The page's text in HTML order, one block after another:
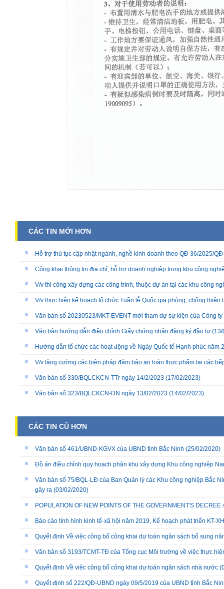
CÁC TIN MỚI HƠN
Hỗ trợ thủ tục cập nhật ngành, nghề kinh doanh theo QĐ 36/2025/
Công khai thông tin địa chỉ, hỗ trợ doanh nghiệp trong khu công
V/v thi công xây dựng các công trình, thuộc dự án tại các khu công
V/v thực hiện kế hoạch tổ chức Tuần lễ Quốc gia phòng, chống thiên
Văn bản số 20230523/MKT-EVENT mời tham dự sự kiện của Công
Văn bản hướng dẫn điều chỉnh Giấy chứng nhận đăng ký đầu tư (13/
Hướng dẫn tổ chức các hoạt động về Ngày Quốc tế Hạnh phúc năm
V/v tăng cường các biện pháp đảm bảo an toàn thực phẩm tại các
Văn bản số 330/BQLCKCN-TTr ngày 14/2/2023 (17/02/2023)
Văn bản số 323/BQLCKCN-DN ngày 13/02/2023 (14/02/2023)
CÁC TIN CŨ HƠN
Văn bản số 461/UBND-KGVX của UBND tỉnh Bắc Ninh (25/02/2020)
Đồ án điều chỉnh quy hoạch phân khu xây dựng Khu công nghiệp
Văn bản số 75/BQL-LĐ của Ban Quản lý các Khu công nghiệp Bắc
gây ra (03/02/2020)
POPULATION OF NEW POINTS OF THE GOVERNMENT'S
Báo cáo tình hình kinh tế-xã hội năm 2019, Kế hoạch phát triển KT-
Quyết định Về việc công bố công khai dự toán ngân sách bổ sung
Văn bản số 3193/TCMT-TĐ của Tổng cục Môi trường về việc thực
Quyết định Về việc công bố công khai dự toán ngân sách nhà nước
Quyết định số 222/QĐ-UBND ngày 09/5/2019 của UBND tỉnh Bắc